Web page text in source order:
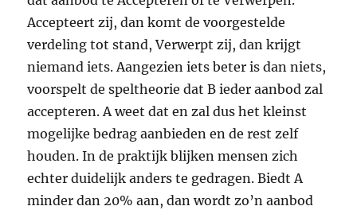
Accepteert zij, dan komt de voorgestelde
verdeling tot stand, Verwerpt zij, dan krijgt
niemand iets. Aangezien iets beter is dan niets,
voorspelt de speltheorie dat B ieder aanbod zal
accepteren. A weet dat en zal dus het kleinst
mogelijke bedrag aanbieden en de rest zelf
houden. In de praktijk blijken mensen zich
echter duidelijk anders te gedragen. Biedt A
minder dan 20% aan, dan wordt zo’n aanbod